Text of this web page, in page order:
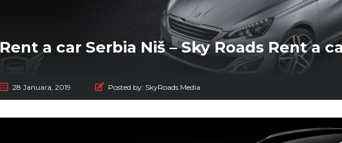
Rent a car Serbia Niš – Sky Roads Rent a
28 Januara, 2019 Posted by: SkyRoads Media